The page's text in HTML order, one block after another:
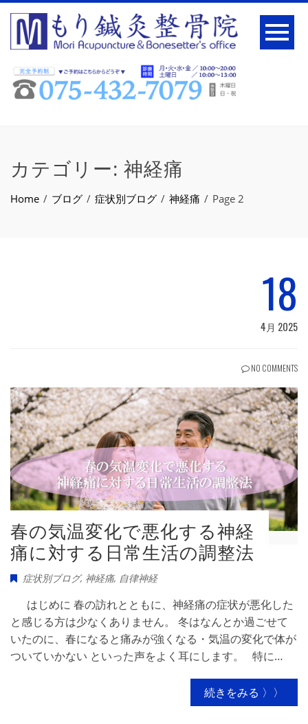
カテゴリー: 神経痛
Home ブログ 症状別ブログ 神経痛 Page 2
18
4月 2025
NO COMMENTS
春の気温変化で悪化する神経
痛に対する日常生活の調整法
症状別ブログ, 神経痛, 自律神経
はじめに 春の訪れとともに、神経痛の症状が悪化した
と感じる方は少なくありません。 冬はなんとか過ごせて
いたのに、春になると痛みが強くなる・気温の変化で体が
ついていかない といった声をよく耳にします。 特に…
続きをみる 〉〉